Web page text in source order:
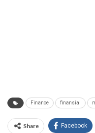
Finance finansial
Share Facebook